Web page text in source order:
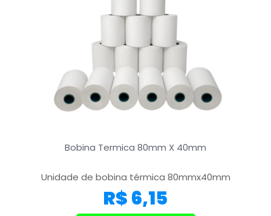
Bobina Termica 80mm X 40mm
Unidade de bobina térmica 80mmx40mm
R$6,15